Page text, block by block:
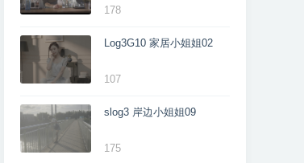
178
Log3G10 家居小姐姐02
107
slog3 岸边小姐姐09
175